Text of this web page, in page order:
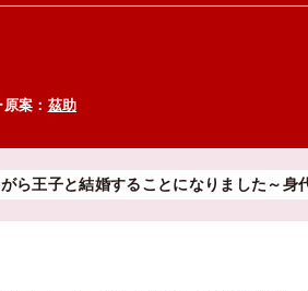
案： 茲助
ら王子と結婚することになりました～